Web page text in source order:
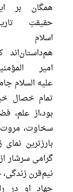
همگان بر
حقیقتِ
اسلام
هم‌داستان‌اند
امیر
علیه السلام
تمام خصال
بود،از علم،
سخاوت،
بارزترین
گرامی سرشار
نیم‌قرن زندگی،